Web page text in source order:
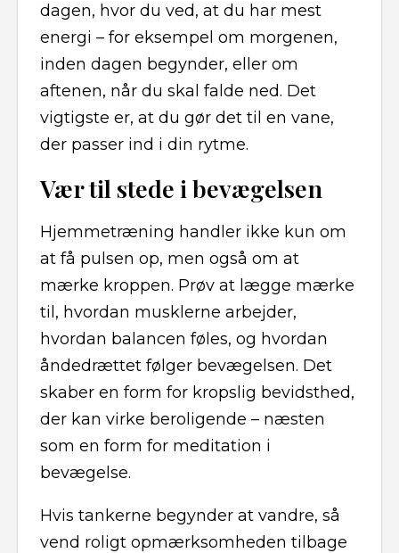
dagen, hvor du ved, at du har mest
energi – for eksempel om morgenen,
inden dagen begynder, eller om
aftenen, når du skal falde ned. Det
vigtigste er, at du gør det til en vane,
der passer ind i din rytme.
Vær til stede i bevægelsen
Hjemmetræning handler ikke kun om
at få pulsen op, men også om at
mærke kroppen. Prøv at lægge mærke
til, hvordan musklerne arbejder,
hvordan balancen føles, og hvordan
åndedrættet følger bevægelsen. Det
skaber en form for kropslig bevidsthed,
der kan virke beroligende – næsten
som en form for meditation i
bevægelse.
Hvis tankerne begynder at vandre, så
vend roligt opmærksomheden tilbage